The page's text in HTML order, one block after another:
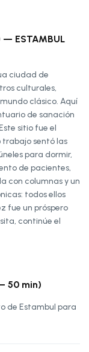
— ESTAMBUL
ciudad de
culturales,
clásico. Aquí
de sanación
sitio fue el
sentó las
para dormir,
de pacientes,
con columnas y un
todos ellos
fue un próspero
continúe el
50 min)
de Estambul para